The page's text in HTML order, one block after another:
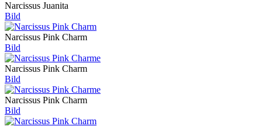
Narcissus Juanita
Bild
Narcissus Pink Charm
Bild
Narcissus Pink Charm
Bild
Narcissus Pink Charm
Bild